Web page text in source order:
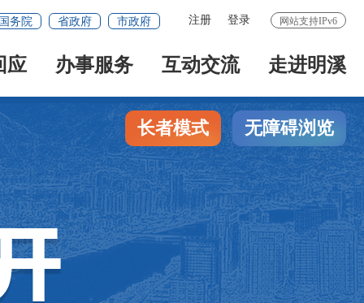
网站支持IPv6
注册 登录
务院 省政府 市政府
应 办事服务 互动交流 走进明溪
长者模式 无障碍浏览